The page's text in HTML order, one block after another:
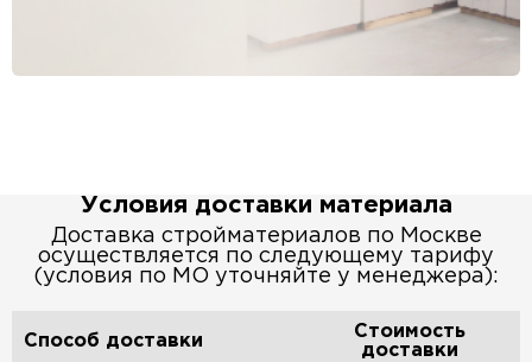
Условия доставки материала
Доставка стройматериалов по Москве
осуществляется по следующему тарифу
(условия по МО уточняйте у менеджера):
Способ доставки
Стоимость
доставки